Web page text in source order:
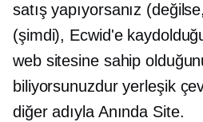
satış yapıyorsanız
(şimdi), Ecwid'e
web sitesine sahip
biliyorsunuzduryerleşik
diğer adıyla Anında Site.